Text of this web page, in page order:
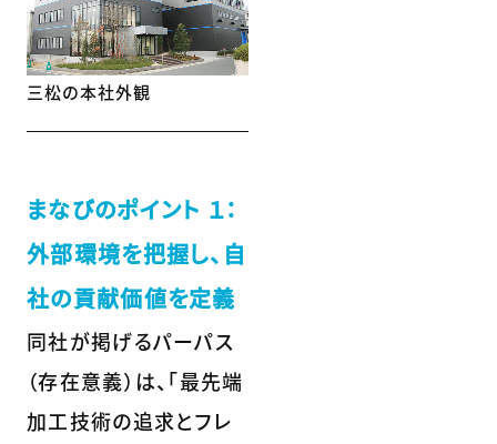
三松の本社外観
まなびのポイント １：
外部環境を把握し、自
社の貢献価値を定義
同社が掲げるパーパス
（存在意義）は、「最先端
加工技術の追求とフレ